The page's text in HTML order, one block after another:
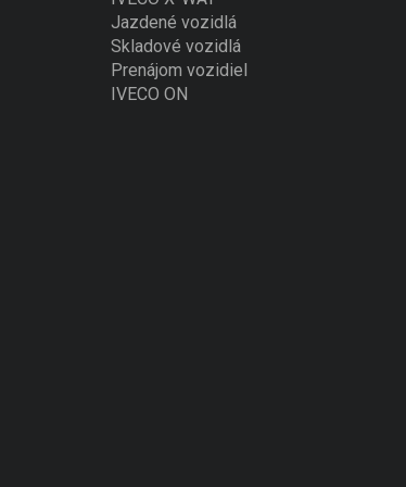
Jazdené vozidlá
Skladové vozidlá
Prenájom vozidiel
IVECO ON